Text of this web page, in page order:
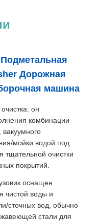
Дорожная
машина
он
комбинации
мойки водой под
тщательной очистки
покрытий.
оснащен
чистой воды и
сточных вод, обычно
стали для